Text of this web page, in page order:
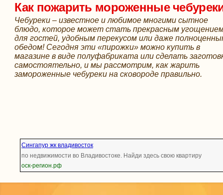
Как пожарить мороженные
Чебуреки – известное и любимое многими сытное
блюдо, которое может стать прекрасным
для гостей, удобным перекусом или даже
обедом! Сегодня эти «пирожки» можно купить в
магазине в виде полуфабриката или сделать
самостоятельно, и мы рассмотрим, как жарить
замороженные чебуреки на сковороде правильно.
Сингапур жк владивосток
по недвижимости во Владивостоке. Найди здесь свою квартиру
оск-регион.рф